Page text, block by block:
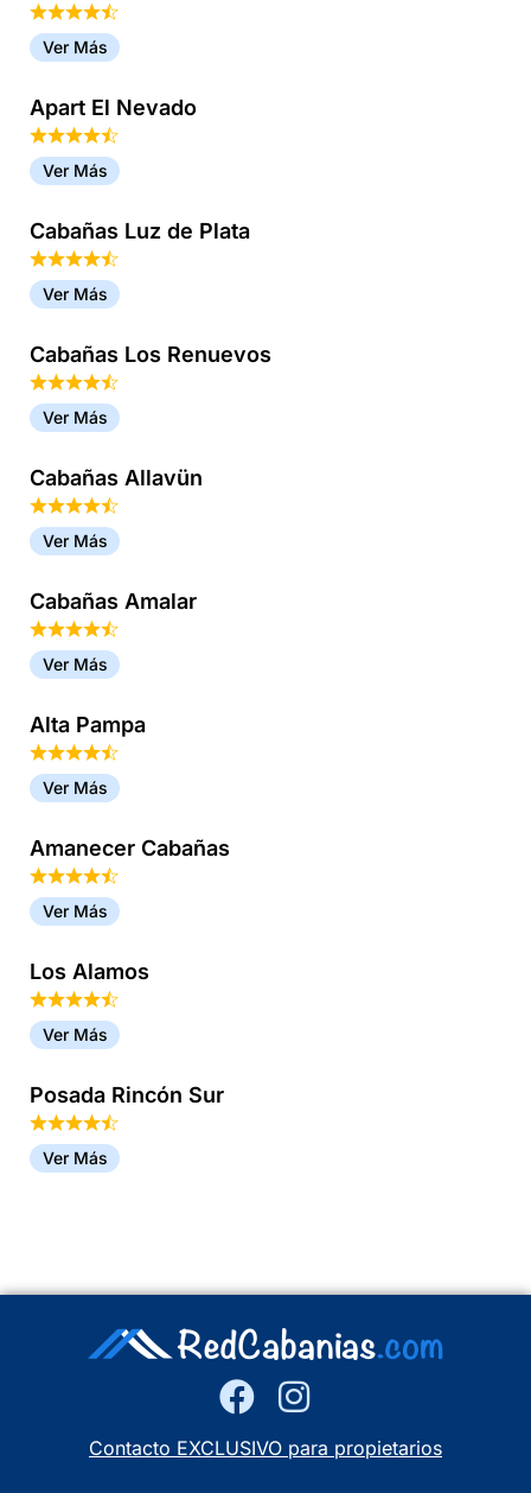
Ver Más
Apart El Nevado
Ver Más
Cabañas Luz de Plata
Ver Más
Cabañas Los Renuevos
Ver Más
Cabañas Allavün
Ver Más
Cabañas Amalar
Ver Más
Alta Pampa
Ver Más
Amanecer Cabañas
Ver Más
Los Alamos
Ver Más
Posada Rincón Sur
Ver Más
Contacto EXCLUSIVO para propietarios